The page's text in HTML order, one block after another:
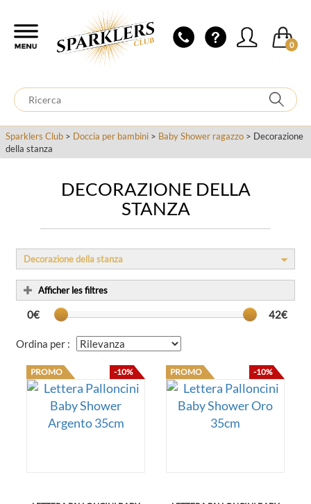
0
Sparklers Club > Doccia per bambini > Baby Shower ragazzo > Decorazione
della stanza
DECORAZIONE DELLA
STANZA
0€ 42€
Afficher les filtres
Decorazione della stanza
Ordina per :
PROMO -10% PROMO -10%